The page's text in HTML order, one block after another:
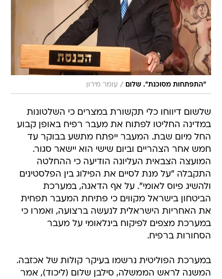
"התפתחות מסוכנת". שלום / עומר מירון
שלשום דיווחו כלי תקשורת במצרים כי השלטונות
במדינה החליטו לפתוח את מעבר רפיח באופן קבוע
החל מיום שבת. המעבר ייפתח מתשע בבוקר עד
חמש אחר הצהריים וביום שישי הוא יישאר סגור.
המועצה הצבאית העליונה הודיעה כי ההחלטה
התקבלה "על מנת לסיים את הפילוג בין הפלסטינים
ולהשיג פיוס לאומי". על אף הדאגה, במערכת
הביטחון בישראל מקווים כי פתיחת המעבר תפחית
את האחריות הישראלית לנעשה ברצועה, ואמרו כי
במערכת מצפים לפיקוח בינלאומי על מעבר
הסחורות ברפיח.
במערכת הפוליטית נרשמו בעיקר קולות של אכזבה.
המשנה לראש הממשלה, סילבן שלום (ליכוד), אמר